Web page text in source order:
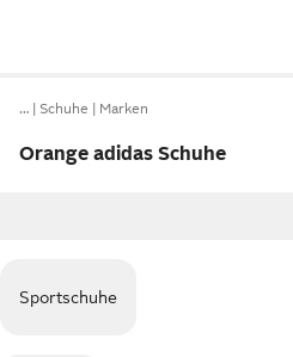
… Schuhe Marken
Orange adidas Schuhe
Sportschuhe